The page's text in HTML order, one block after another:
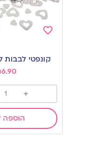
to
wishlist
קונפטי לבבות
6.90
+
הוספה